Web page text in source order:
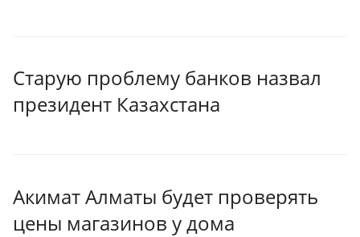
Старую проблему банков назвал
президент Казахстана
Акимат Алматы будет проверять
цены магазинов у дома